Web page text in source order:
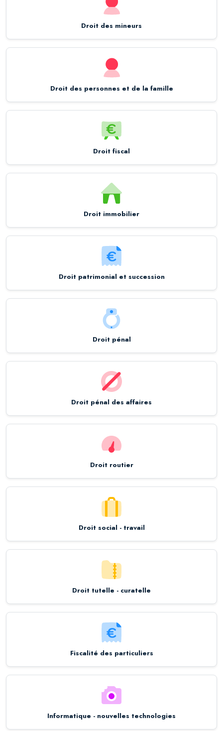
Droit des mineurs
Droit des personnes et de la famille
Droit fiscal
Droit immobilier
Droit patrimonial et succession
Droit pénal
Droit pénal des affaires
Droit routier
Droit social - travail
Droit tutelle - curatelle
Fiscalité des particuliers
Informatique - nouvelles technologies